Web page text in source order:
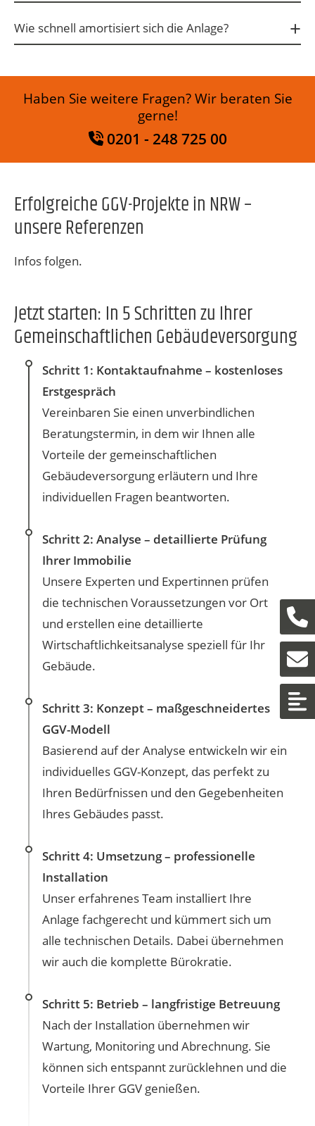
Wie schnell amortisiert sich die Anlage?
Haben Sie weitere Fragen? Wir beraten Sie
gerne!
0201 - 248 725 00
Erfolgreiche GGV-Projekte in NRW –
unsere Referenzen
Infos folgen.
Jetzt starten: In 5 Schritten zu Ihrer
Gemeinschaftlichen Gebäudeversorgung
Schritt 1: Kontaktaufnahme – kostenloses
Erstgespräch
Vereinbaren Sie einen unverbindlichen
Beratungstermin, in dem wir Ihnen alle
Vorteile der gemeinschaftlichen
Gebäudeversorgung erläutern und Ihre
individuellen Fragen beantworten.
Schritt 2: Analyse – detaillierte Prüfung
Ihrer Immobilie
Unsere Experten und Expertinnen prüfen
die technischen Voraussetzungen vor Ort
und erstellen eine detaillierte
Wirtschaftlichkeitsanalyse speziell für Ihr
Gebäude.
Schritt 3: Konzept – maßgeschneidertes
GGV-Modell
Basierend auf der Analyse entwickeln wir ein
individuelles GGV-Konzept, das perfekt zu
Ihren Bedürfnissen und den Gegebenheiten
Ihres Gebäudes passt.
Schritt 4: Umsetzung – professionelle
Installation
Unser erfahrenes Team installiert Ihre
Anlage fachgerecht und kümmert sich um
alle technischen Details. Dabei übernehmen
wir auch die komplette Bürokratie.
Schritt 5: Betrieb – langfristige Betreuung
Nach der Installation übernehmen wir
Wartung, Monitoring und Abrechnung. Sie
können sich entspannt zurücklehnen und die
Vorteile Ihrer GGV genießen.